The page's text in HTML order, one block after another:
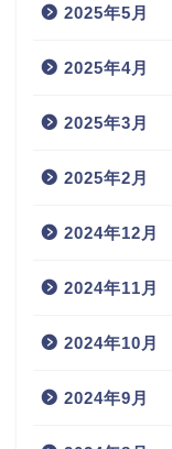
2025年5月
2025年4月
2025年3月
2025年2月
2024年12月
2024年11月
2024年10月
2024年9月